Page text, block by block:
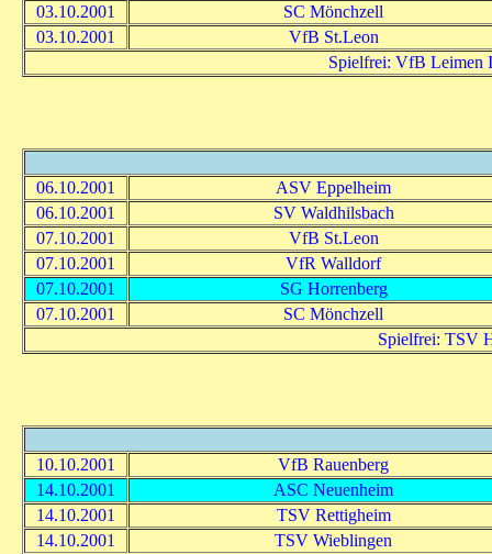
03.10.2001
SC Mönchzell
03.10.2001
VfB St.Leon
Spielfrei: VfB Leimen
06.10.2001
ASV Eppelheim
06.10.2001
SV Waldhilsbach
07.10.2001
VfB St.Leon
07.10.2001
VfR Walldorf
07.10.2001
SG Horrenberg
07.10.2001
SC Mönchzell
Spielfrei: TSV
10.10.2001
VfB Rauenberg
14.10.2001
ASC Neuenheim
14.10.2001
TSV Rettigheim
14.10.2001
TSV Wieblingen